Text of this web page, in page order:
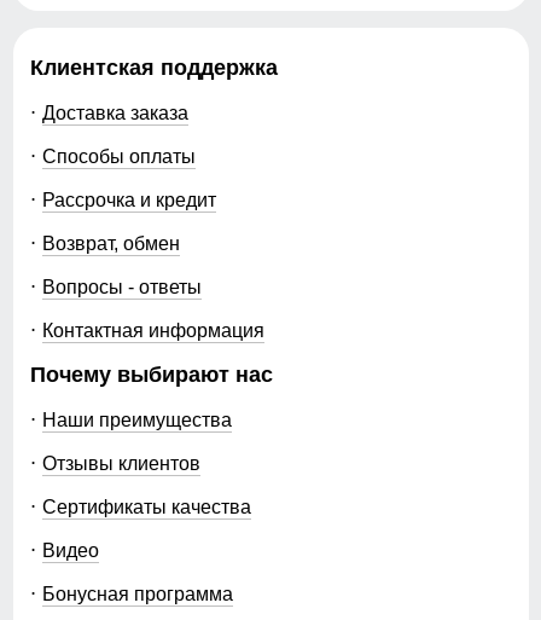
Клиентская поддержка
Доставка заказа
Способы оплаты
Рассрочка и кредит
Возврат, обмен
Вопросы - ответы
Контактная информация
Почему выбирают нас
Наши преимущества
Отзывы клиентов
Сертификаты качества
Видео
Бонусная программа